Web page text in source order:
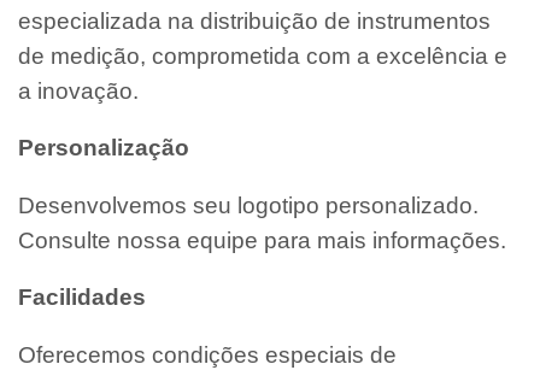
especializada na distribuição de instrumentos
de medição, comprometida com a excelência e
a inovação.
Personalização
Desenvolvemos seu logotipo personalizado.
Consulte nossa equipe para mais informações.
Facilidades
Oferecemos condições especiais de